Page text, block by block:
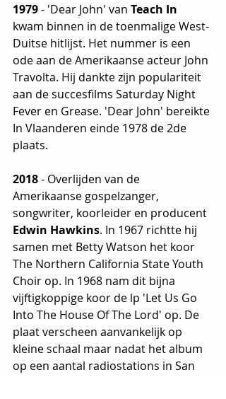
1979 - 'Dear John' van Teach In
kwam binnen in de toenmalige West-
Duitse hitlijst. Het nummer is een
ode aan de Amerikaanse acteur John
Travolta. Hij dankte zijn populariteit
aan de succesfilms Saturday Night
Fever en Grease. 'Dear John' bereikte
In Vlaanderen einde 1978 de 2de
plaats.
2018 - Overlijden van de
Amerikaanse gospelzanger,
songwriter, koorleider en producent
Edwin Hawkins. In 1967 richtte hij
samen met Betty Watson het koor
The Northern California State Youth
Choir op. In 1968 nam dit bijna
vijftigkoppige koor de lp 'Let Us Go
Into The House Of The Lord' op. De
plaat verscheen aanvankelijk op
kleine schaal maar nadat het album
op een aantal radiostations in San